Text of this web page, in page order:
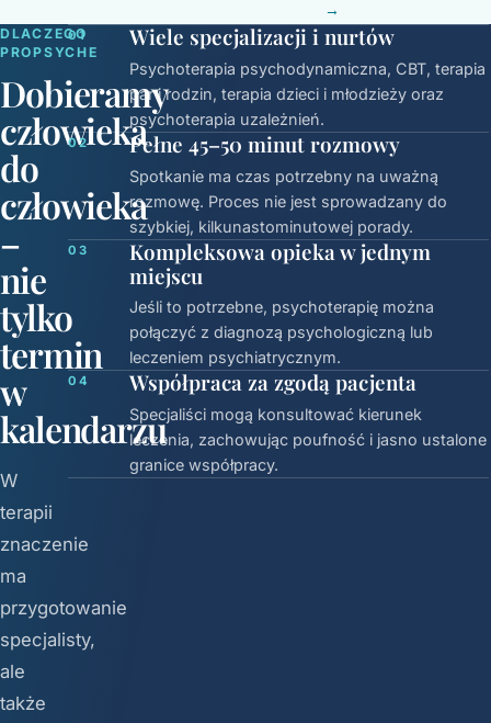
→
DLACZEGO
PROPSYCHE
Dobieramy
człowieka
do
człowieka
–
nie
tylko
termin
w
kalendarzu
W
terapii
znaczenie
ma
przygotowanie
specjalisty,
ale
także
01 Wiele specjalizacji i nurtów
Psychoterapia psychodynamiczna, CBT, terapia
par i rodzin, terapia dzieci i młodzieży oraz
psychoterapia uzależnień.
02 Pełne 45–50 minut rozmowy
Spotkanie ma czas potrzebny na uważną
rozmowę. Proces nie jest sprowadzany do
szybkiej, kilkunastominutowej porady.
03
Kompleksowa opieka w jednym
miejscu
Jeśli to potrzebne, psychoterapię można
połączyć z diagnozą psychologiczną lub
leczeniem psychiatrycznym.
04 Współpraca za zgodą pacjenta
Specjaliści mogą konsultować kierunek
leczenia, zachowując poufność i jasno ustalone
granice współpracy.